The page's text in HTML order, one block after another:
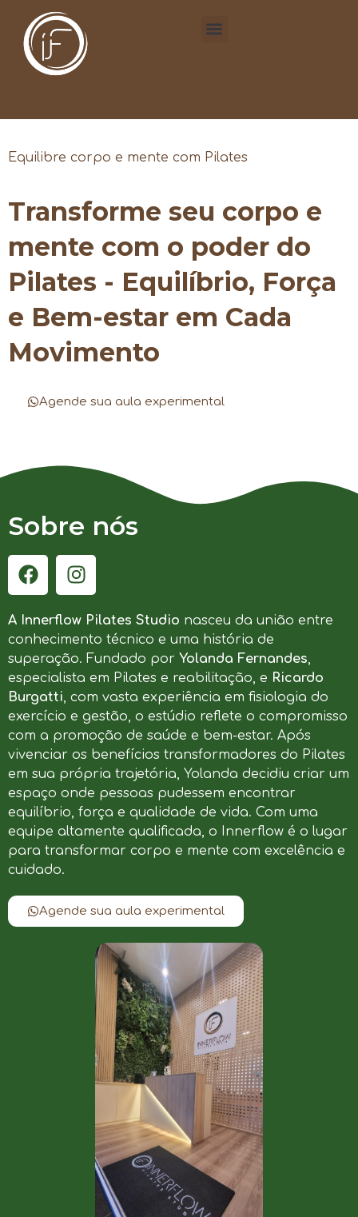
Equilibre corpo e mente com Pilates
Transforme seu corpo e
mente com o poder do
Pilates - Equilíbrio, Força
e Bem-estar em Cada
Movimento
Agende sua aula experimental
Sobre nós
A Innerflow Pilates Studio nasceu da união entre
conhecimento técnico e uma história de
superação. Fundado por Yolanda Fernandes,
especialista em Pilates e reabilitação, e Ricardo
Burgatti, com vasta experiência em fisiologia do
exercício e gestão, o estúdio reflete o compromisso
com a promoção de saúde e bem-estar. Após
vivenciar os benefícios transformadores do Pilates
em sua própria trajetória, Yolanda decidiu criar um
espaço onde pessoas pudessem encontrar
equilíbrio, força e qualidade de vida. Com uma
equipe altamente qualificada, o Innerflow é o lugar
para transformar corpo e mente com excelência e
cuidado.
Agende sua aula experimental